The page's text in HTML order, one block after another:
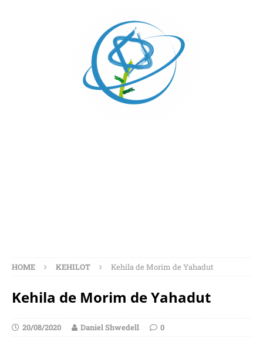
HOME KEHILOT Kehila de Morim de Yahadut
Kehila de Morim de Yahadut
20/08/2020 Daniel Shwedell 0